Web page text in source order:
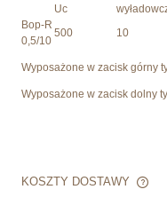
Uc
Bop-R
0,5/10
500 10
Wyposażone w zacisk górny
Wyposażone w zacisk dolny
KOSZTY DOSTAWY
CENA NIE ZAWIERA